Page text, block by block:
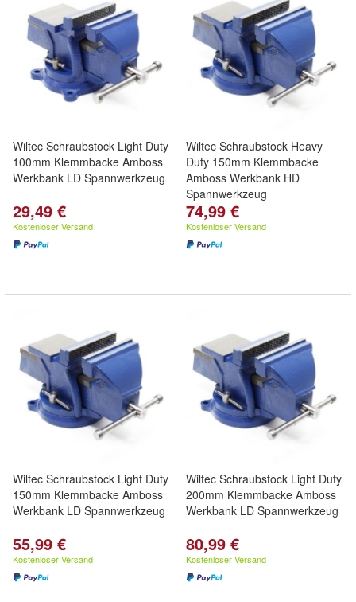
Wiltec Schraubstock Light Duty
100mm Klemmbacke Amboss
Werkbank LD Spannwerkzeug
29,49 €
Kostenloser Versand
Wiltec Schraubstock Heavy
Duty 150mm Klemmbacke
Amboss Werkbank HD
Spannwerkzeug
74,99 €
Kostenloser Versand
Wiltec Schraubstock Light Duty
150mm Klemmbacke Amboss
Werkbank LD Spannwerkzeug
55,99 €
Kostenloser Versand
Wiltec Schraubstock Light Duty
200mm Klemmbacke Amboss
Werkbank LD Spannwerkzeug
80,99 €
Kostenloser Versand